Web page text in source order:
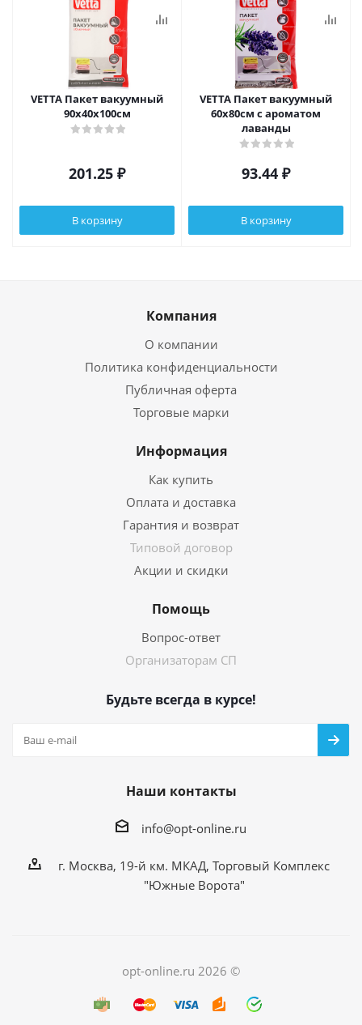
VETTA Пакет вакуумный
90х40х100см
201.25 ₽
В корзину
VETTA Пакет вакуумный
60х80см с ароматом
лаванды
93.44 ₽
В корзину
Компания
О компании
Политика конфиденциальности
Публичная оферта
Торговые марки
Информация
Как купить
Оплата и доставка
Гарантия и возврат
Типовой договор
Акции и скидки
Помощь
Вопрос-ответ
Организаторам СП
Будьте всегда в курсе!
Наши контакты
info@opt-online.ru
г. Москва, 19-й км. МКАД, Торговый Комплекс
"Южные Ворота"
opt-online.ru 2026 ©